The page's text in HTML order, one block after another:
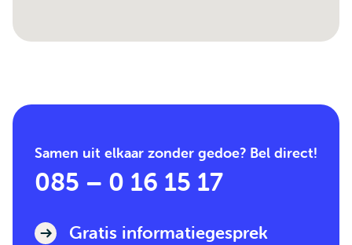
Samen uit elkaar zonder gedoe? Bel direct!
085 – 0 16 15 17
Gratis informatiegesprek